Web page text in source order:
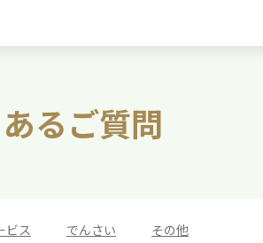
るご質問
ビス でんさい その他